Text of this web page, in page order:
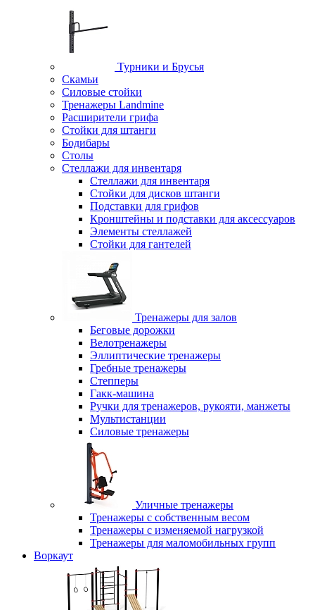
Турники и Брусья
Скамьи
Силовые стойки
Тренажеры Landmine
Расширители грифа
Стойки для штанги
Бодибары
Столы
Стеллажи для инвентаря
Стеллажи для инвентаря
Стойки для дисков штанги
Подставки для грифов
Кронштейны и подставки для аксессуаров
Элементы стеллажей
Стойки для гантелей
Тренажеры для залов
Беговые дорожки
Велотренажеры
Эллиптические тренажеры
Гребные тренажеры
Степперы
Гакк-машина
Ручки для тренажеров, рукояти, манжеты
Мультистанции
Силовые тренажеры
Уличные тренажеры
Тренажеры с собственным весом
Тренажеры с изменяемой нагрузкой
Тренажеры для маломобильных групп
Воркаут